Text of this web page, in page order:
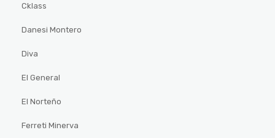
Cklass
Danesi Montero
Diva
El General
El Norteño
Ferreti Minerva